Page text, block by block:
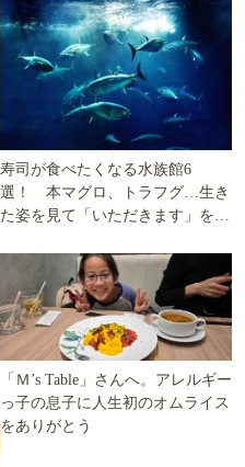
寿司が食べたくなる水族館6
選！ 本マグロ、トラフグ…生き
た姿を見て「いただきます」を考
「Ｍ’s Table」さんへ。アレルギー
っ子の息子に人生初のオムライス
をありがとう